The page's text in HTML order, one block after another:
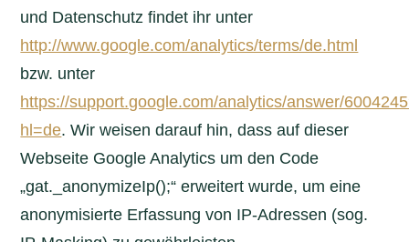
und Datenschutz findet ihr unter
http://www.google.com/analytics/terms/de.html
bzw. unter
https://support.google.com/analytics/answer/
hl=de. Wir weisen darauf hin, dass auf dieser
Webseite Google Analytics um den Code
„gat._anonymizeIp();“ erweitert wurde, um eine
anonymisierte Erfassung von IP-Adressen (sog.